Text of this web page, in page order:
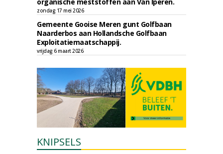
zondag 17 mei 2026
Gemeente Gooise Meren gunt Golfbaan
Naarderbos aan Hollandsche Golfbaan
Exploitatiemaatschappij.
vrijdag 6 maart 2026
KNIPSELS